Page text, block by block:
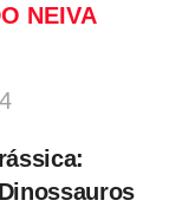
NEIVA